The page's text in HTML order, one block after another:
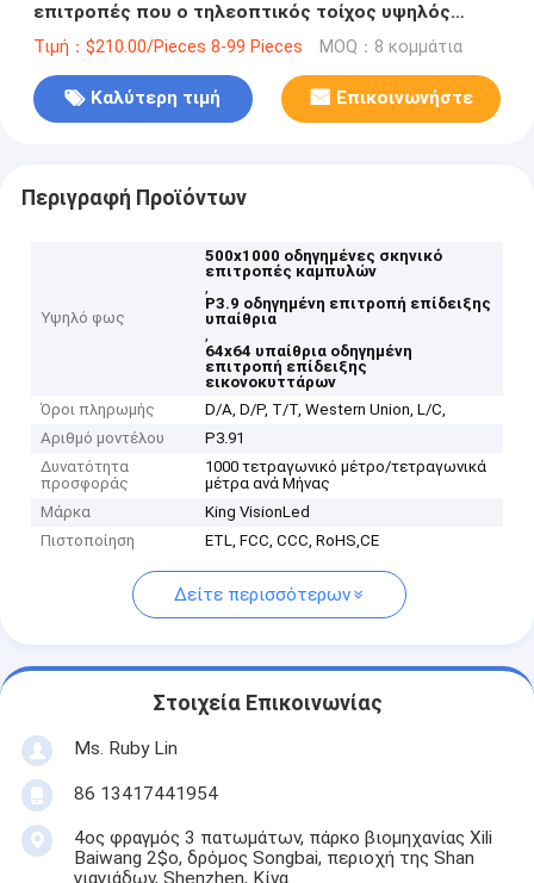
επιτροπές που ο τηλεοπτικός τοίχος υψηλός
αναζωογονεί το ποσοστό
Τιμή：$210.00/Pieces 8-99 Pieces MOQ：8 κομμάτια
Καλύτερη τιμή Επικοινωνήστε
Περιγραφή Προϊόντων
Υψηλό φως
500x1000 οδηγημένες σκηνικό
επιτροπές καμπυλών
,
P3.9 οδηγημένη επιτροπή επίδειξης
υπαίθρια
,
64x64 υπαίθρια οδηγημένη
επιτροπή επίδειξης
εικονοκυττάρων
Όροι πληρωμής
D/A, D/P, T/T, Western Union, L/C,
Αριθμό μοντέλου
P3.91
Δυνατότητα
προσφοράς
1000 τετραγωνικό μέτρο/τετραγωνικά
μέτρα ανά Μήνας
Μάρκα
King VisionLed
Πιστοποίηση
ETL, FCC, CCC, RoHS,CE
Δείτε περισσότερων
Στοιχεία Επικοινωνίας
Ms. Ruby Lin
86 13417441954
4ος φραγμός 3 πατωμάτων, πάρκο βιομηχανίας Xili
Baiwang 2$ο, δρόμος Songbai, περιοχή της Shan
γιαγιάδων, Shenzhen, Κίνα